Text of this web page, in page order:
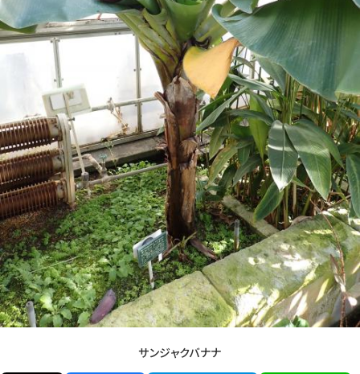
サンジャクバナナ